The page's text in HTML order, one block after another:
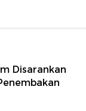
Disarankan